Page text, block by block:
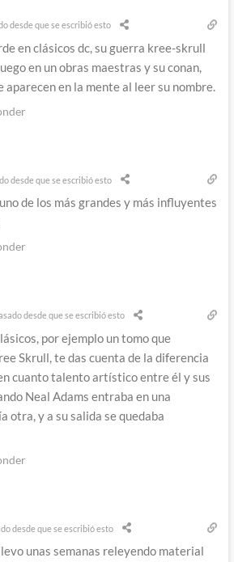
desde que se escribió esto
en clásicos dc, su guerra kree-skrull
en un obras maestras y su conan,
aparecen en la mente al leer su nombre.
desde que se escribió esto
de los más grandes y más influyentes
desde que se escribió esto
por ejemplo un tomo que
Skrull, te das cuenta de la diferencia
cuanto talento artístico entre él y sus
Neal Adams entraba en una
otra, y a su salida se quedaba
desde que se escribió esto
unas semanas releyendo material